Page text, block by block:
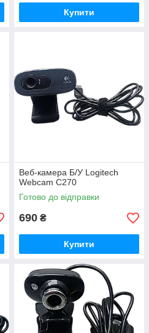
Купити
Веб-камера Б/У Logitech
Webcam C270
Готово до відправки
690 ₴
Купити